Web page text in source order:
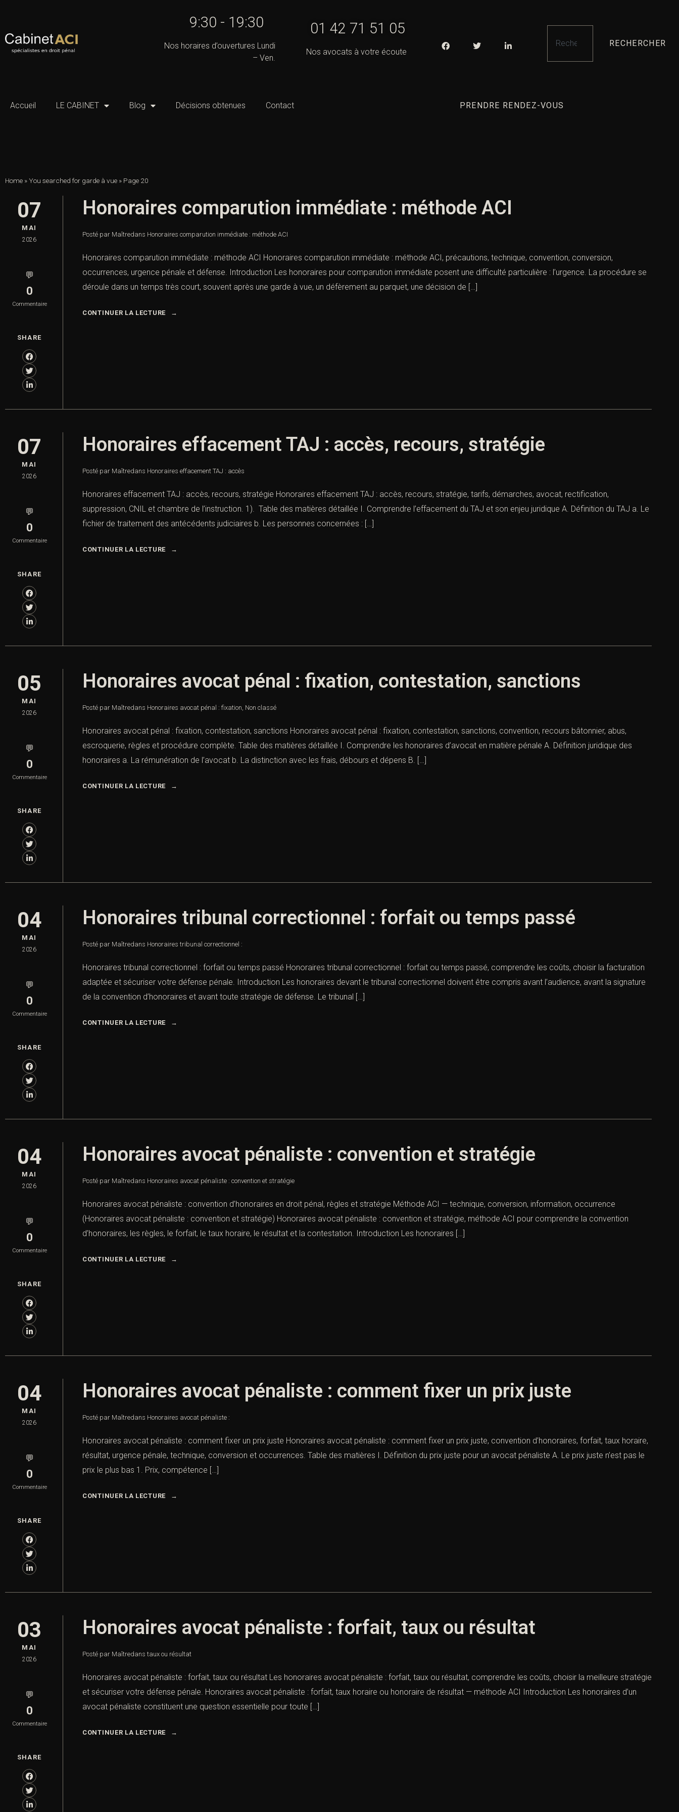
9:30 - 19:30
Nos horaires d’ouvertures Lundi
– Ven.
01 42 71 51 05
Nos avocats à votre écoute
RECHERCHER
Accueil LE CABINET Blog Décisions obtenues Contact PRENDRE RENDEZ-VOUS
Home »You searched for garde à vue » Page 20
07
MAI
2026
💬
0
Commentaire
SHARE
Honoraires comparution immédiate : méthode ACI
Posté par Maîtredans Honoraires comparution immédiate : méthode ACI
Honoraires comparution immédiate : méthode ACI Honoraires comparution immédiate : méthode ACI, précautions, technique, convention, conversion,
occurrences, urgence pénale et défense. Introduction Les honoraires pour comparution immédiate posent une difficulté particulière : l’urgence. La procédure se
déroule dans un temps très court, souvent après une garde à vue, un défèrement au parquet, une décision de […]
CONTINUER LA LECTURE
07
MAI
2026
💬
0
Commentaire
SHARE
Honoraires effacement TAJ : accès, recours, stratégie
Posté par Maîtredans Honoraires effacement TAJ : accès
Honoraires effacement TAJ : accès, recours, stratégie Honoraires effacement TAJ : accès, recours, stratégie, tarifs, démarches, avocat, rectification,
suppression, CNIL et chambre de l’instruction. 1). Table des matières détaillée I. Comprendre l’effacement du TAJ et son enjeu juridique A. Définition du TAJ a. Le
fichier de traitement des antécédents judiciaires b. Les personnes concernées : […]
CONTINUER LA LECTURE
05
MAI
2026
💬
0
Commentaire
SHARE
Honoraires avocat pénal : fixation, contestation, sanctions
Posté par Maîtredans Honoraires avocat pénal : fixation, Non classé
Honoraires avocat pénal : fixation, contestation, sanctions Honoraires avocat pénal : fixation, contestation, sanctions, convention, recours bâtonnier, abus,
escroquerie, règles et procédure complète. Table des matières détaillée I. Comprendre les honoraires d’avocat en matière pénale A. Définition juridique des
honoraires a. La rémunération de l’avocat b. La distinction avec les frais, débours et dépens B. […]
CONTINUER LA LECTURE
04
MAI
2026
💬
0
Commentaire
SHARE
Honoraires tribunal correctionnel : forfait ou temps passé
Posté par Maîtredans Honoraires tribunal correctionnel :
Honoraires tribunal correctionnel : forfait ou temps passé Honoraires tribunal correctionnel : forfait ou temps passé, comprendre les coûts, choisir la facturation
adaptée et sécuriser votre défense pénale. Introduction Les honoraires devant le tribunal correctionnel doivent être compris avant l’audience, avant la signature
de la convention d’honoraires et avant toute stratégie de défense. Le tribunal […]
CONTINUER LA LECTURE
04
MAI
2026
💬
0
Commentaire
SHARE
Honoraires avocat pénaliste : convention et stratégie
Posté par Maîtredans Honoraires avocat pénaliste : convention et stratégie
Honoraires avocat pénaliste : convention d’honoraires en droit pénal, règles et stratégie Méthode ACI — technique, conversion, information, occurrence
(Honoraires avocat pénaliste : convention et stratégie) Honoraires avocat pénaliste : convention et stratégie, méthode ACI pour comprendre la convention
d’honoraires, les règles, le forfait, le taux horaire, le résultat et la contestation. Introduction Les honoraires […]
CONTINUER LA LECTURE
04
MAI
2026
💬
0
Commentaire
SHARE
Honoraires avocat pénaliste : comment fixer un prix juste
Posté par Maîtredans Honoraires avocat pénaliste :
Honoraires avocat pénaliste : comment fixer un prix juste Honoraires avocat pénaliste : comment fixer un prix juste, convention d’honoraires, forfait, taux horaire,
résultat, urgence pénale, technique, conversion et occurrences. Table des matières I. Définition du prix juste pour un avocat pénaliste A. Le prix juste n’est pas le
prix le plus bas 1. Prix, compétence […]
CONTINUER LA LECTURE
03
MAI
2026
💬
0
Commentaire
SHARE
Honoraires avocat pénaliste : forfait, taux ou résultat
Posté par Maîtredans taux ou résultat
Honoraires avocat pénaliste : forfait, taux ou résultat Les honoraires avocat pénaliste : forfait, taux ou résultat, comprendre les coûts, choisir la meilleure stratégie
et sécuriser votre défense pénale. Honoraires avocat pénaliste : forfait, taux horaire ou honoraire de résultat — méthode ACI Introduction Les honoraires d’un
avocat pénaliste constituent une question essentielle pour toute […]
CONTINUER LA LECTURE